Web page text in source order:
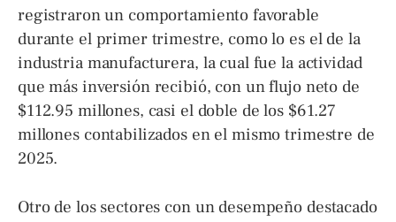
registraron un comportamiento favorable
durante el primer trimestre, como lo es el de la
industria manufacturera, la cual fue la actividad
que más inversión recibió, con un flujo neto de
$112.95 millones, casi el doble de los $61.27
millones contabilizados en el mismo trimestre de
2025.
Otro de los sectores con un desempeño destacado